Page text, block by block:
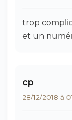
trop
et un
cp
28/12/2018 à